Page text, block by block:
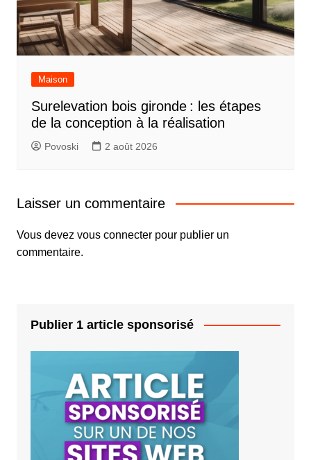
Maison
Surelevation bois gironde : les étapes
de la conception à la réalisation
Povoski 2 août 2026
Laisser un commentaire
Vous devez vous connecterpour publier un
commentaire.
Publier 1 article sponsorisé